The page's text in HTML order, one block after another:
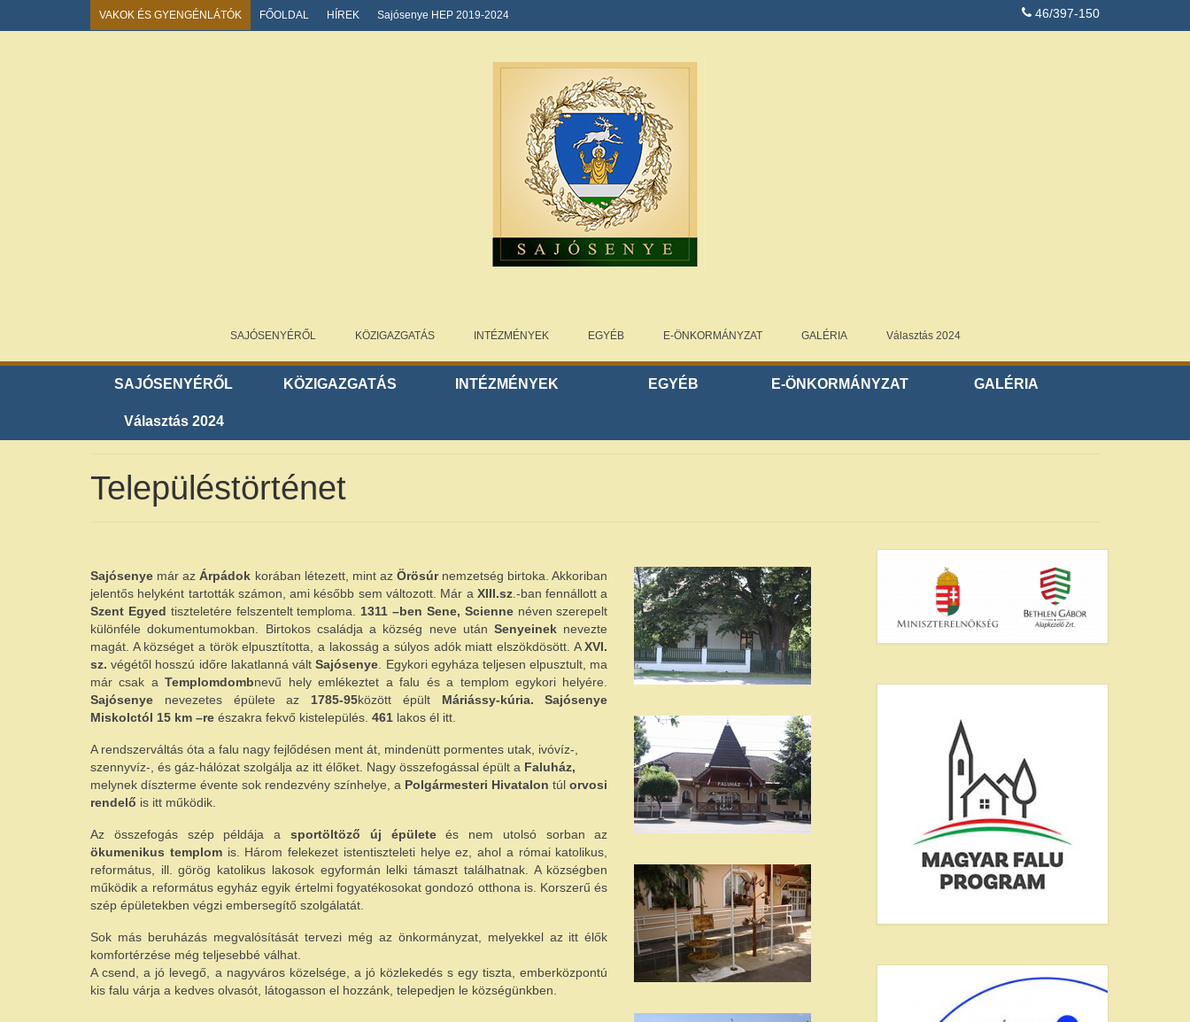
VAKOK ÉS GYENGÉNLÁTÓK FŐOLDAL HÍREK Sajósenye HEP 2019-2024 46/397-150
SAJÓSENYÉRŐL KÖZIGAZGATÁS INTÉZMÉNYEK EGYÉB E-ÖNKORMÁNYZAT GALÉRIA Választás 2024
SAJÓSENYÉRŐL KÖZIGAZGATÁS INTÉZMÉNYEK EGYÉB E-ÖNKORMÁNYZAT GALÉRIA
Választás 2024
Településtörténet
Sajósenye már azÁrpádok korában létezett, mint azÖrösúrnemzetség birtoka. Akkoriban
jelentős helyként tartották számon, ami később sem változott. Már a XIII.sz.-ban fennállott a
Szent Egyed tiszteletére felszentelt temploma. 1311 –ben Sene, Sciennenéven szerepelt
különféle dokumentumokban. Birtokos családja a község neve utánSenyeinek nevezte
magát. A községet a török elpusztította, a lakosság a súlyos adók miatt elszökdösött. AXVI.
sz. végétől hosszú időre lakatlanná váltSajósenye . Egykori egyháza teljesen elpusztult, ma
már csak aTemplomdombnevű hely emlékeztet a falu és a templom egykori helyére.
Sajósenye nevezetes épülete az 1785-95között épültMáriássy-kúria. Sajósenye
Miskolctól 15 km –re északra fekvő kistelepülés. 461 lakos él itt.
A rendszerváltás óta a falu nagy fejlődésen ment át, mindenütt pormentes utak, ivóvíz-,
szennyvíz-, és gáz-hálózat szolgálja az itt élőket. Nagy összefogással épült a Faluház,
melynek díszterme évente sok rendezvény színhelye, a Polgármesteri Hivatalon túl orvosi
rendelő is itt működik.
Az összefogás szép példája a sportöltöző új épületeés nem utolsó sorban az
ökumenikus templomis. Három felekezet istentiszteleti helye ez, ahol a római katolikus,
református, ill. görög katolikus lakosok egyformán lelki támaszt találhatnak. A községben
működik a református egyház egyik értelmi fogyatékosokat gondozó otthona is. Korszerű és
szép épületekben végzi embersegítő szolgálatát.
Sok más beruházás megvalósítását tervezi még az önkormányzat, melyekkel az itt élők
komfortérzése még teljesebbé válhat.
A csend, a jó levegő, a nagyváros közelsége, a jó közlekedés s egy tiszta, emberközpontú
kis falu várja a kedves olvasót, látogasson el hozzánk, telepedjen le községünkben.